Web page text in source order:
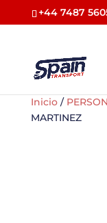
+44 7487
Inicio/
MARTINEZ